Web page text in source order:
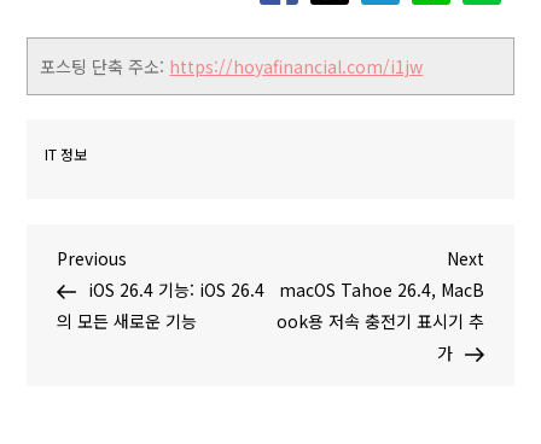
포스팅 단축 주소: https://hoyafinancial.com/i1jw
IT 정보
글
탐
P
r
e
Previous
iOS 26.4 기능: iOS 26.4
의 모든 새로운 기능
N
e
x
t
Next
macOS Tahoe 26.4, MacB
ook용 저속 충전기 표시기 추
가